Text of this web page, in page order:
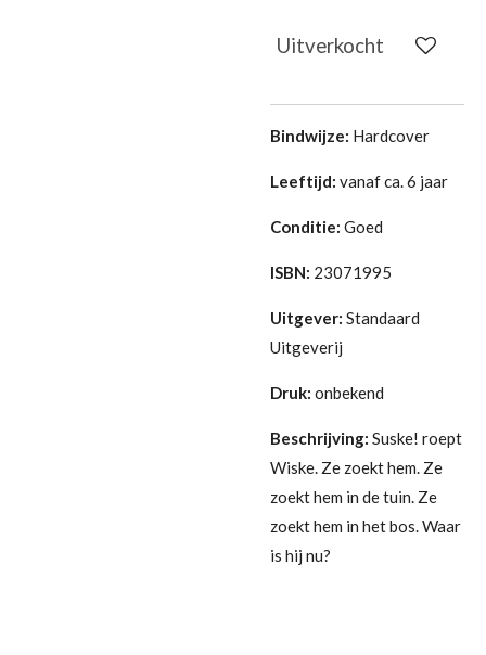
Uitverkocht
Bindwijze: Hardcover
Leeftijd: vanaf ca. 6 jaar
Conditie: Goed
ISBN: 23071995
Uitgever: Standaard
Uitgeverij
Druk: onbekend
Beschrijving: Suske! roept
Wiske. Ze zoekt hem. Ze
zoekt hem in de tuin. Ze
zoekt hem in het bos. Waar
is hij nu?